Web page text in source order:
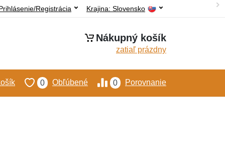
Krajina: Slovensko
Registrácia
Nákupný košík
zatiaľ prázdny
0 Porovnanie
0 Obľúbené